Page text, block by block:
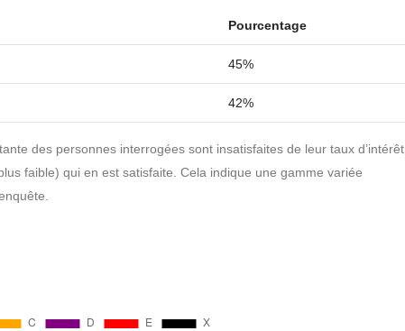
Pourcentage
45%
42%
des personnes interrogées sont insatisfaites de leur taux d’intérêt,
faible) qui en est satisfaite. Cela indique une gamme variée